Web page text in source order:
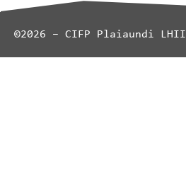
©2026 – CIFP Plaiaundi LHII